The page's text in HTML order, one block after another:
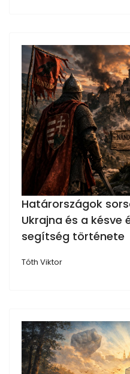
Határországok
Ukrajna és a késve
segítség története
Tóth Viktor